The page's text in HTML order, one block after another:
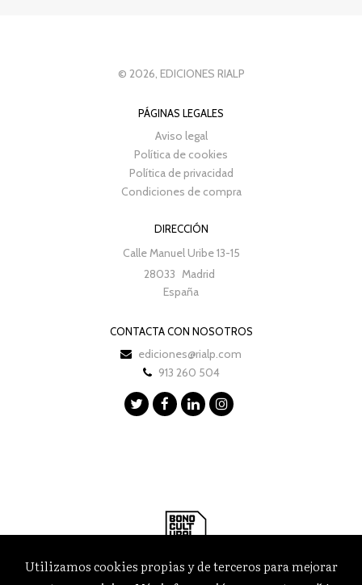
© 2026, EDICIONES RIALP
PÁGINAS LEGALES
Aviso legal
Política de cookies
Política de privacidad
Condiciones de compra
DIRECCIÓN
Calle Manuel Uribe 13-15
28033 Madrid
España
CONTACTA CON NOSOTROS
ediciones@rialp.com
913 260 504
Utilizamos cookies propias y de terceros para mejorar